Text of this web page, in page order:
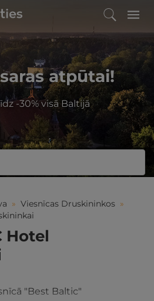
atpūtai!
-30% visā Baltijā
» Viesnīcas Druskininkos »
Hotel
"Best Baltic"